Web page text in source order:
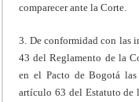
comparecer ante la Corte.
3. De conformidad con las
43 del Reglamento de la
en el Pacto de Bogotá
artículo 63 del Estatuto de